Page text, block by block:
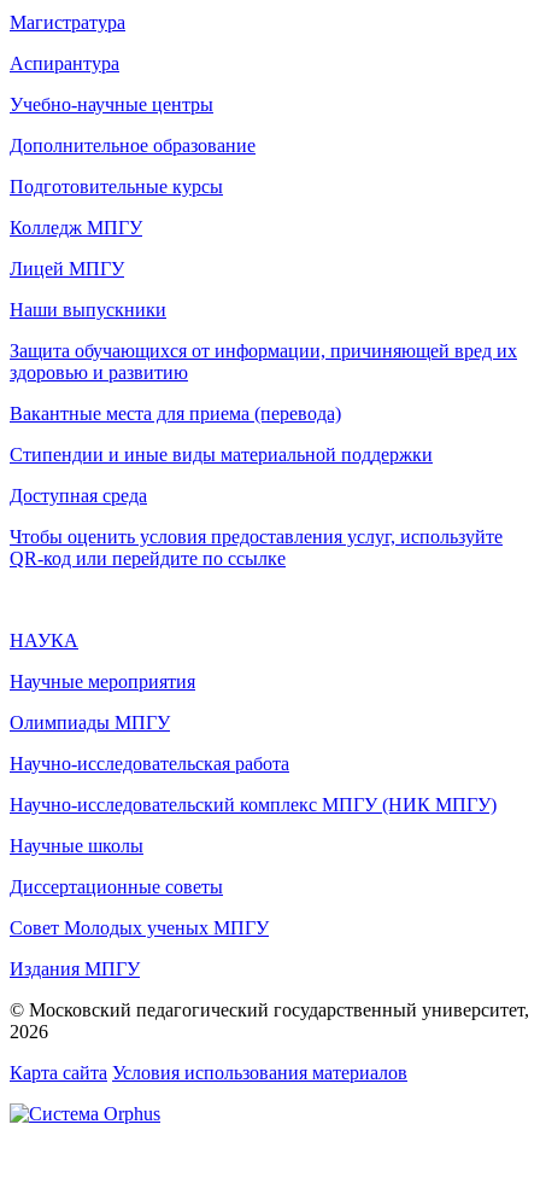
Магистратура
Аспирантура
Учебно-научные центры
Дополнительное образование
Подготовительные курсы
Колледж МПГУ
Лицей МПГУ
Наши выпускники
Защита обучающихся от информации, причиняющей вред их
здоровью и развитию
Вакантные места для приема (перевода)
Стипендии и иные виды материальной поддержки
Доступная среда
Чтобы оценить условия предоставления услуг, используйте
QR-код или перейдите по ссылке
НАУКА
Научные мероприятия
Олимпиады МПГУ
Научно-исследовательская работа
Научно-исследовательский комплекс МПГУ (НИК МПГУ)
Научные школы
Диссертационные советы
Совет Молодых ученых МПГУ
Издания МПГУ
© Московский педагогический государственный университет,
2026
Карта сайта Условия использования материалов